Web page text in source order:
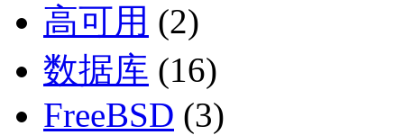
高可用 (2)
数据库 (16)
FreeBSD (3)